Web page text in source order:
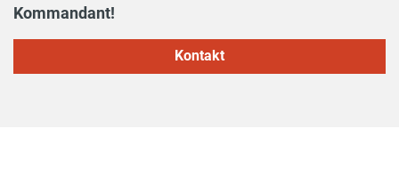
Kommandant!
Kontakt